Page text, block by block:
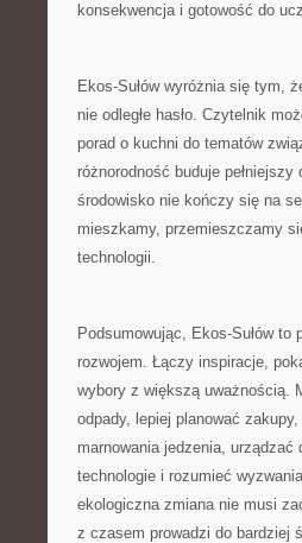
konsekwencja i gotowość do
Ekos-Sułów wyróżnia się tym,
nie odległe hasło. Czytelnik
porad o kuchni do tematów
różnorodność buduje
środowisko nie kończy się na
mieszkamy, przemieszczamy
technologii.
Podsumowując, Ekos-Sułów
rozwojem. Łączy inspiracje,
wybory z większą uważnością.
odpady, lepiej planować
marnowania jedzenia,
technologie i rozumieć
ekologiczna zmiana nie musi
z czasem prowadzi do bardziej